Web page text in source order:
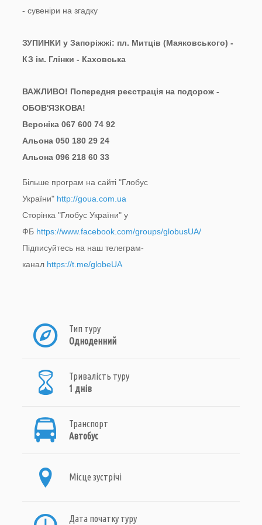
- сувеніри на згадку
ЗУПИНКИ у Запоріжжі: пл. Митців (Маяковського) -
КЗ ім. Глінки - Каховська
ВАЖЛИВО! Попередня реєстрація на подорож -
ОБОВ'ЯЗКОВА!
Вероніка 067 600 74 92
Альона 050 180 29 24
Альона 096 218 60 33
Більше програм на сайті "Глобус
України" http://goua.com.ua
Сторінка "Глобус України" у
ФБ https://www.facebook.com/groups/globusUA/
Підписуйтесь на наш телеграм-
канал https://t.me/globeUA
Тип туру
Одноденний
Тривалість туру
1 днів
Транспорт
Автобус
Місце зустрічі
Дата початку туру